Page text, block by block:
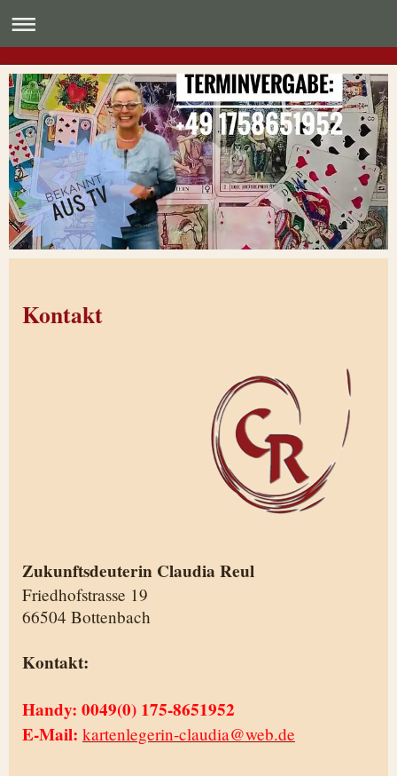
Kontakt
Zukunftsdeuterin Claudia Reul
Friedhofstrasse 19
66504 Bottenbach
Kontakt:
Handy: 0049(0) 175-8651952
E-Mail: kartenlegerin-claudia@web.de